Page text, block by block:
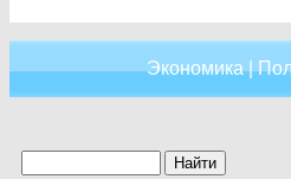
Экономика|